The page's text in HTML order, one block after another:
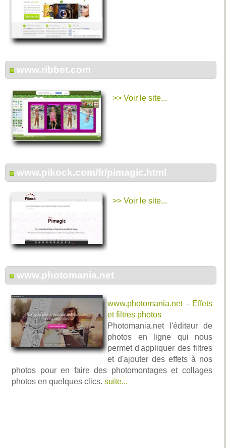
www.ribbet.com
>> Voir le site...
www.pikock.com/fr/pimagic.html
>> Voir le site...
www.photomania.net
www.photomania.net- Effets
et filtres photos
Photomania.net l'éditeur de
photos en ligne qui nous
permet d'appliquer des filtres
et d'ajouter des effets à nos
photos pour en faire des photomontages et collages
photos en quelques clics. suite...